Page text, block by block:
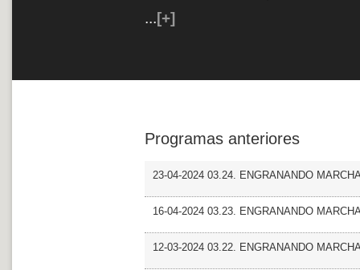
...[+]
Programas anteriores
23-04-2024 03.24. ENGRANANDO
16-04-2024 03.23. ENGRANANDO
12-03-2024 03.22. ENGRANANDO